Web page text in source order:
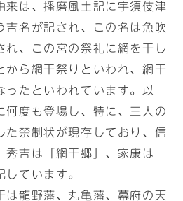
来は、播磨風土記に宇須伎津
吉名が記され、この名は魚吹
れ、この宮の祭礼に網を干し
から網干祭りといわれ、網干
ったといわれています。以
何度も登場し、特に、三人の
た禁制状が現存しており、信
秀吉は「網干郷」、家康は
しています。
は龍野藩、丸亀藩、幕府の天